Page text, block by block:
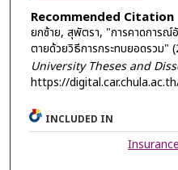
Recommended Citation
ยกซ้าย, สุพัตรา, "การคาดการณ์
ตายด้วยวิธีการกระทบยอดรวม"
University Theses and
https://
INCLUDED IN